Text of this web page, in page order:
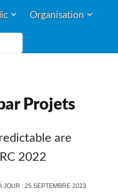
Organisation
Projets
are
2022
JOUR : 25 SEPTEMBRE 2023